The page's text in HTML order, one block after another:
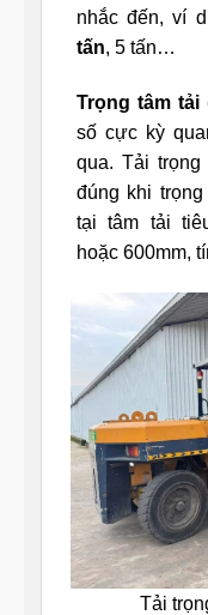
nhắc đến, ví
tấn, 5 tấn…
Trọng tâm tải
số cực kỳ
qua. Tải
đúng khi
tại tâm tải
hoặc 600mm,
Tải